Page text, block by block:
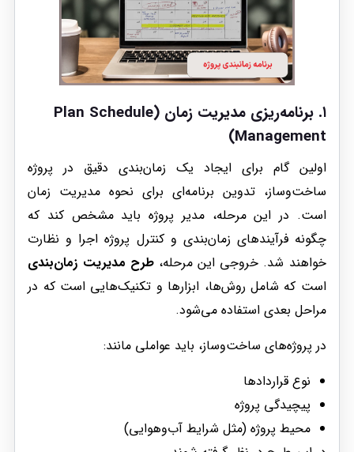
۱.
برنامه‌ریزی مدیریت زمان (Plan Schedule
Management)
اولین گام برای ایجاد یک زمان‌بندی دقیق در پروژه
ساخت‌وساز، تدوین برنامه‌ای برای نحوه مدیریت زمان
است. در این مرحله، مدیر پروژه باید مشخص کند که
چگونه فرآیندهای زمان‌بندی و کنترل پروژه اجرا و نظارت
خواهند شد. خروجی این مرحله،طرح مدیریت زمان‌بندی
است که شامل روش‌ها، ابزارها و تکنیک‌هایی است که در
مراحل بعدی استفاده می‌شود.
در پروژه‌های ساخت‌وساز، باید عواملی مانند:
نوع قراردادها
پیچیدگی پروژه
محیط پروژه (مثل شرایط آب‌وهوایی)